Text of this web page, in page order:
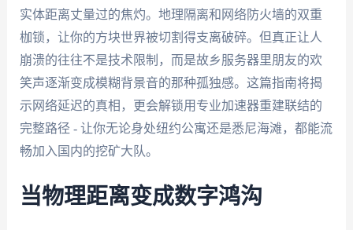
实体距离丈量过的焦灼。地理隔离和网络防火墙的双重
枷锁，让你的方块世界被切割得支离破碎。但真正让人
崩溃的往往不是技术限制，而是故乡服务器里朋友的欢
笑声逐渐变成模糊背景音的那种孤独感。这篇指南将揭
示网络延迟的真相，更会解锁用专业加速器重建联结的
完整路径 - 让你无论身处纽约公寓还是悉尼海滩，都能流
畅加入国内的挖矿大队。
当物理距离变成数字鸿沟